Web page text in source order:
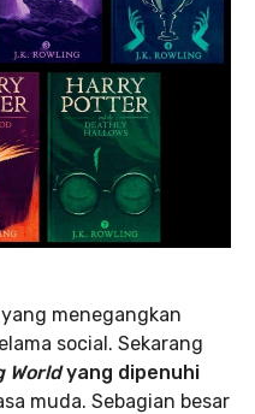
menegangkan
social. Sekarang
Worldyang dipenuhi
muda. Sebagian besar